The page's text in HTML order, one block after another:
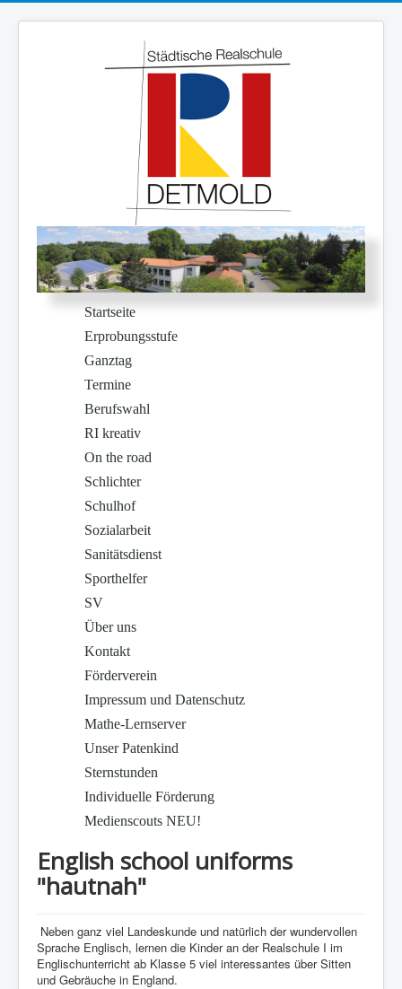
Startseite
Erprobungsstufe
Ganztag
Termine
Berufswahl
RI kreativ
On the road
Schlichter
Schulhof
Sozialarbeit
Sanitätsdienst
Sporthelfer
SV
Über uns
Kontakt
Förderverein
Impressum und Datenschutz
Mathe-Lernserver
Unser Patenkind
Sternstunden
Individuelle Förderung
Medienscouts NEU!
English school uniforms
"hautnah"
Neben ganz viel Landeskunde und natürlich der wundervollen
Sprache Englisch, lernen die Kinder an der Realschule I im
Englischunterricht ab Klasse 5 viel interessantes über Sitten
und Gebräuche in England.